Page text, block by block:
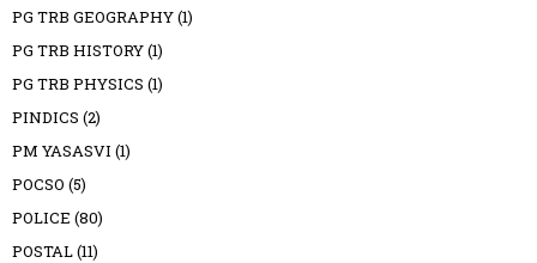
PG TRB GEOGRAPHY(1)
PG TRB HISTORY(1)
PG TRB PHYSICS (1)
PINDICS (2)
PM YASASVI (1)
POCSO (5)
POLICE (80)
POSTAL(11)